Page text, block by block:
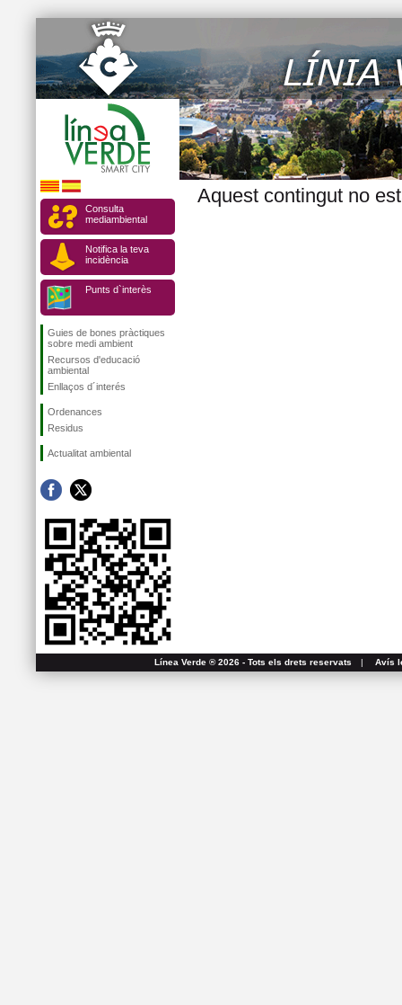
Consulta
mediambiental
Notifica la teva
incidència
Punts d`interès
Guies de bones pràctiques
sobre medi ambient
Recursos d'educació
ambiental
Enllaços d´interés
Ordenances
Residus
Actualitat ambiental
Aquest contingut no
Línea Verde ® 2026 - Tots els drets reservats | Avís